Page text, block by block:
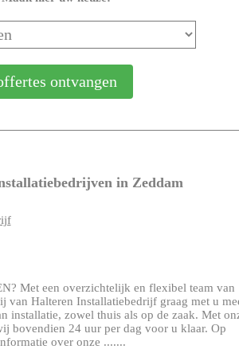
in Zeddam
Met een overzichtelijk en flexibel team van
van Halteren Installatiebedrijf graag met u
installatie, zowel thuis als op de zaak. Met
bovendien 24 uur per dag voor u klaar. Op
over onze .......